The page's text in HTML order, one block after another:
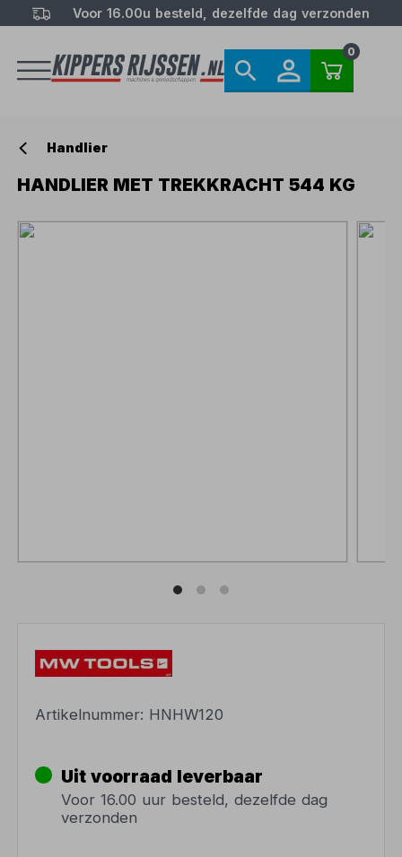
Voor 16.00u besteld, dezelfde dag verzonden
0
Handlier
HANDLIER MET TREKKRACHT 544 KG
Artikelnummer: HNHW120
Uit voorraad leverbaar
Voor 16.00 uur besteld, dezelfde dag
verzonden